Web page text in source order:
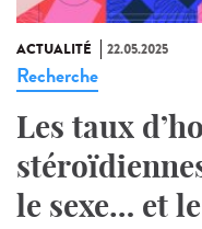
ACTUALITÉ 22.05.2025
Recherche
Les taux
le sexe… et